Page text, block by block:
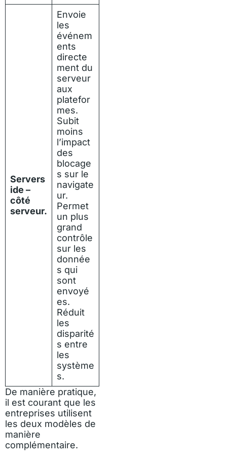
Servers
ide –
côté
serveur.
Envoie
les
événem
ents
directe
ment du
serveur
aux
platefor
mes.
Subit
moins
l’impact
des
blocage
s sur le
navigate
ur.
Permet
un plus
grand
contrôle
sur les
donnée
s qui
sont
envoyé
es.
Réduit
les
disparité
s entre
les
système
s.
De manière pratique,
il est courant que les
entreprises utilisent
les deux modèles de
manière
complémentaire.